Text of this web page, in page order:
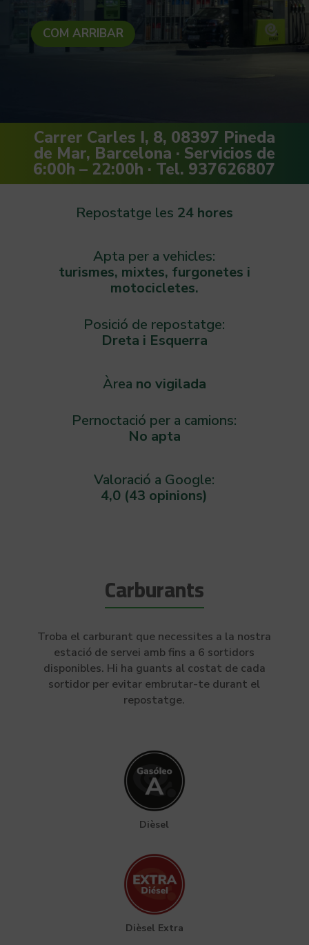
COM ARRIBAR
Carrer Carles I, 8, 08397 Pineda
de Mar, Barcelona · Servicios de
6:00h – 22:00h · Tel. 937626807
Repostatge les 24 hores
Apta per a vehicles:
turismes, mixtes, furgonetes i
motocicletes.
Posició de repostatge:
Dreta i Esquerra
Àrea no vigilada
Pernoctació per a camions:
No apta
Valoració a Google:
4,0 (43 opinions)
Carburants
Troba el carburant que necessites a la nostra
estació de servei amb fins a 6 sortidors
disponibles. Hi ha guants al costat de cada
sortidor per evitar embrutar-te durant el
repostatge.
Dièsel
Dièsel Extra